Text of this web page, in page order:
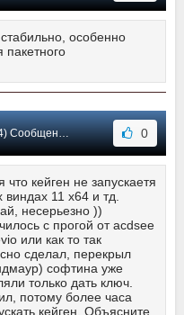
особенно
пакетного
#1352 0
кейген не запускаетя
11 х64 и тд.
несерьезно ))
с прогой от acdsee
или как то так
сделал, перекрыл
софтина уже
только дать ключ.
потому более часа
кейген. Объясните